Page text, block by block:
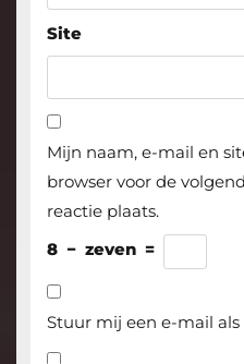
Site
Mijn naam, e-mail en
browser voor de
reactie plaats.
8 − zeven =
Stuur mij een e-mail